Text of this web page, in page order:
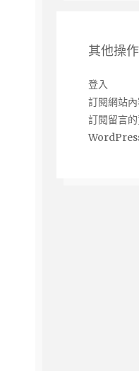
其他操作
登入
訂閱網站
訂閱留言